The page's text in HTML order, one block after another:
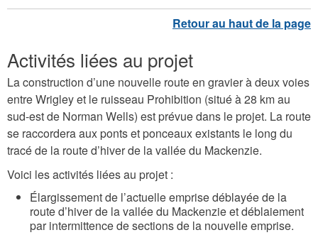
Activités liées au projet
La construction d’une nouvelle route en gravier à deux voies
entre Wrigley et le ruisseau Prohibition (situé à 28 km au
sud-est de Norman Wells) est prévue dans le projet. La route
se raccordera aux ponts et ponceaux existants le long du
tracé de la route d’hiver de la vallée du Mackenzie.
Voici les activités liées au projet :
Élargissement de l’actuelle emprise déblayée de la
route d’hiver de la vallée du Mackenzie et déblaiement
par intermittence de sections de la nouvelle emprise.